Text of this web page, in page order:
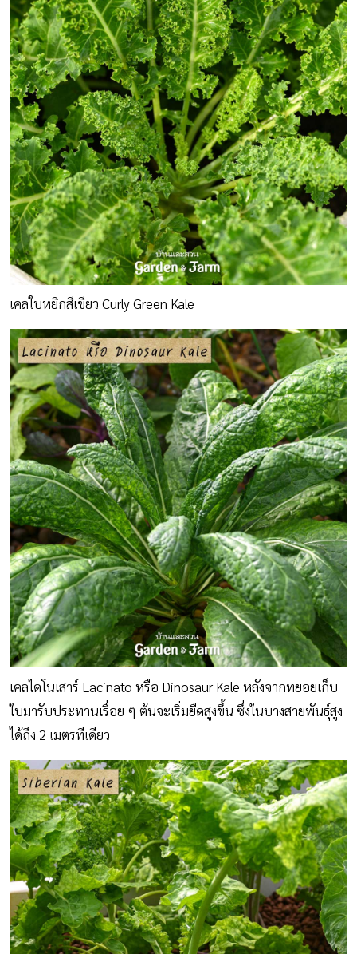
เคลใบหยิกสีเขียว Curly Green Kale
เคลไดโนเสาร์ Lacinato หรือ Dinosaur Kale หลังจากทยอยเก็บ
ใบมารับประทานเรื่อย ๆ ต้นจะเริ่มยืดสูงขึ้น ซึ่งในบางสายพันธุ์สูง
ได้ถึง 2 เมตรทีเดียว